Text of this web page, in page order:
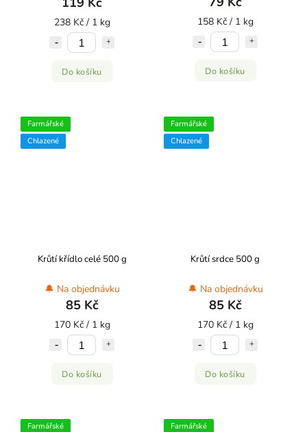
238 Kč / 1 kg
Do košíku
158 Kč / 1 kg
Do košíku
Farmářské
Chlazené
Krůtí křídlo celé 500 g
🔔 Na objednávku
85 Kč
170 Kč / 1 kg
Do košíku
Farmářské
Chlazené
Krůtí srdce 500 g
🔔 Na objednávku
85 Kč
170 Kč / 1 kg
Do košíku
Farmářské
Farmářské